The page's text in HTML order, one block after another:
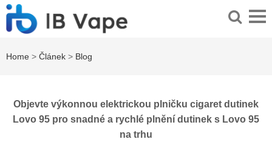
Home > Článek > Blog
Objevte výkonnou elektrickou plničku cigaret dutinek
Lovo 95 pro snadné a rychlé plnění dutinek s Lovo 95
na trhu